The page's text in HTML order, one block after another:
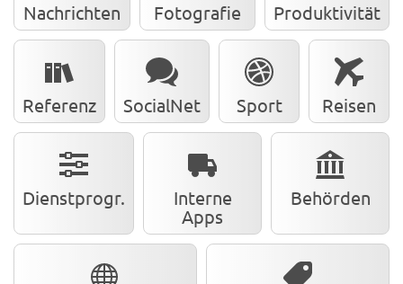
Nachrichten Fotografie Produktivität
Referenz SocialNet Sport Reisen
Dienstprogr.
Interne
Apps
Behörden